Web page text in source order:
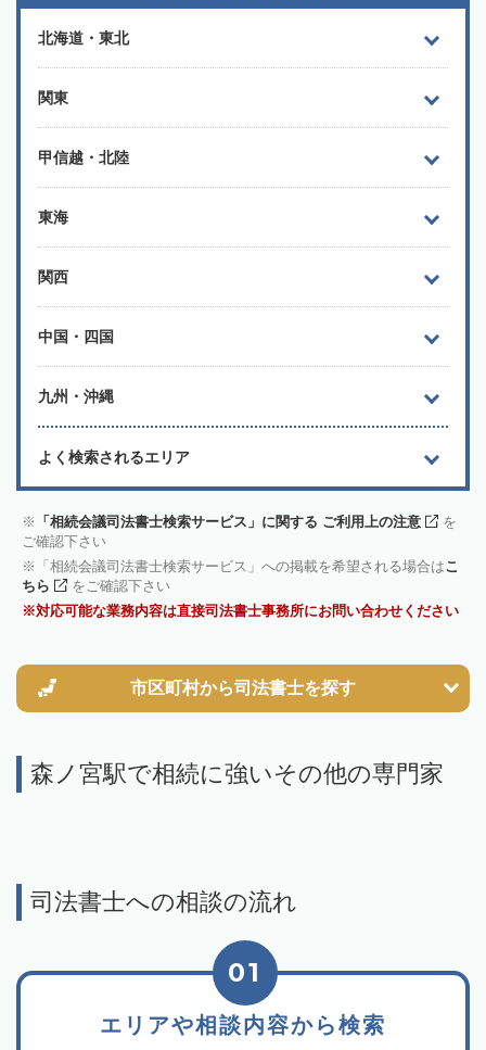
北海道・東北
関東
甲信越・北陸
東海
関西
中国・四国
九州・沖縄
よく検索されるエリア
「相続会議司法書士検索サービス」に関する ご利用上の注意
を
ご確認下さい
「相続会議司法書士検索サービス」への掲載を希望される場合はこ
ちら
をご確認下さい
対応可能な業務内容は直接司法書士事務所にお問い合わせください
市区町村から司法書士を探す
森ノ宮駅で相続に強いその他の専門家
司法書士への相談の流れ
エリアや相談内容から検索
01